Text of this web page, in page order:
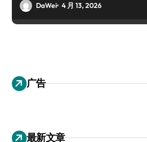
DaWei 4 月 13, 2026
广告
最新文章